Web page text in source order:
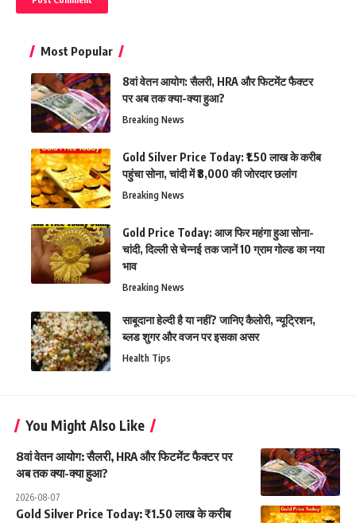
Most Popular
8वां वेतन आयोग: सैलरी, HRA और फिटमेंट फैक्टर
पर अब तक क्या-क्या हुआ?
Breaking News
Gold Silver Price Today: ₹1.50 लाख के करीब
पहुंचा सोना, चांदी में ₹8,000 की जोरदार छलांग
Breaking News
Gold Price Today: आज फिर महंगा हुआ सोना-
चांदी, दिल्ली से चेन्नई तक जानें 10 ग्राम गोल्ड का नया
भाव
Breaking News
साबूदाना हेल्दी है या नहीं? जानिए कैलोरी, न्यूट्रिशन,
ब्लड शुगर और वजन पर इसका असर
Health Tips
You Might Also Like
8वां वेतन आयोग: सैलरी, HRA और फिटमेंट फैक्टर पर
अब तक क्या-क्या हुआ?
2026-08-07
Gold Silver Price Today: ₹1.50 लाख के करीब